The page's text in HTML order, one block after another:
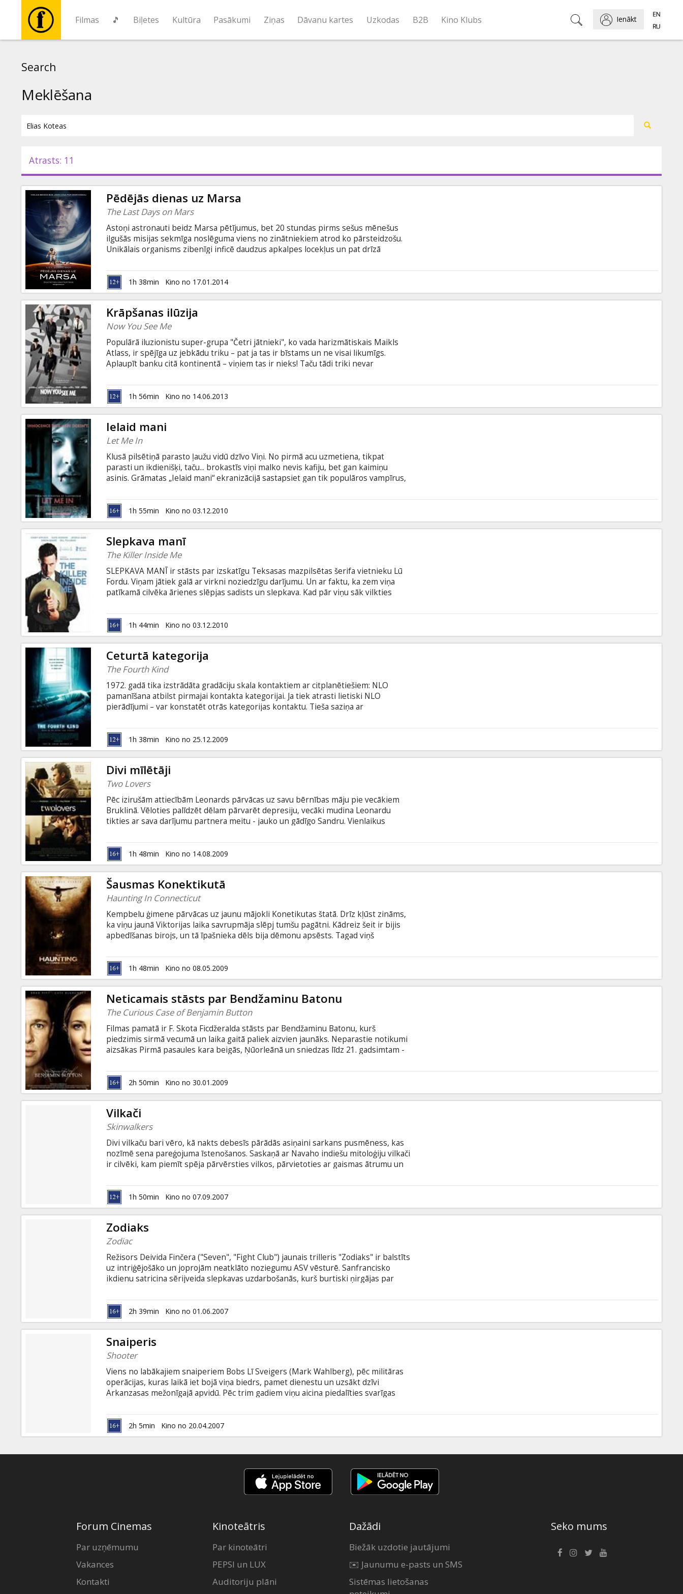
Filmas 🎵 Biļetes Kultūra Pasākumi Ziņas Dāvanu kartes Uzkodas B2B Kino Klubs Ienākt
Pasākumi
Ziņas
Dāvanu
kartes
Uzkodas
B2B
Kino
Klubs
Search
Meklēšana
Atrasts: 11
Pēdējās dienas uz Marsa
The Last Days on Mars
Astoņi astronauti beidz Marsa pētījumus, bet 20 stundas pirms sešus mēnešus
ilgušās misijas sekmīga noslēguma viens no zinātniekiem atrod ko pārsteidzošu.
Unikālais organisms zibenīgi inficē daudzus apkalpes locekļus un pat drīzā
bet arī jāpasargā Zeme no briesmīgā vīrusa. Režisors Rūrī Robinsons savulaik
nominēts „Oskaram” par animācijas filmu un tagad ekranizējis stāstu, kas
uzrakstīts pirms četrdesmit gadiem. Savādi, ka producenti bija palaiduši garām tik
gardu kumosu fantastikas literatūrā.
1h 38min Kino no 17.01.2014
Krāpšanas ilūzija
Now You See Me
Populārā iluzionistu super-grupa "Četri jātnieki", ko vada harizmātiskais Maikls
Atlass, ir spējīga uz jebkādu triku – pat ja tas ir bīstams un ne visai likumīgs.
Aplaupīt banku citā kontinentā – viņiem tas ir nieks! Taču tādi triki nevar
aģente Alma, neskatoties uz pilnīgu raksturu nesaderību, apvieno savus spēkus
krāpšanu atmaskošanai. Viņi aicina palīgā arī slavenu iluzionistu atmaskotāju
Tadeušu Bredliju, kurš apgalvo, ka zinot "Četru jātnieku" triku veikšanas knifus.
1h 56min Kino no 14.06.2013
Ielaid mani
Let Me In
Klusā pilsētiņā parasto ļaužu vidū dzīvo Viņi. No pirmā acu uzmetiena, tikpat
parasti un ikdienišķi, taču... brokastīs viņi malko nevis kafiju, bet gan kaimiņu
asinis. Grāmatas „Ielaid mani“ ekranizācijā sastapsiet gan tik populāros vampīrus,
reālistiskā vampīru mītu interpretācija skatītāju negarlaiko ar apnicīgām bālo
asinssūcēju klišejām. „Jauna vampīru žanra klasika“, - augstākā atzinība, ar kādu
skatītāji apveltījuši desmitgades labāko vampīru filmu.
1h 55min Kino no 03.12.2010
Slepkava manī
The Killer Inside Me
SLEPKAVA MANĪ ir stāsts par izskatīgu Teksasas mazpilsētas šerifa vietnieku Lū
Fordu. Viņam jātiek galā ar virkni noziedzīgu darījumu. Un ar faktu, ka zem viņa
patīkamā cilvēka ārienes slēpjas sadists un slepkava. Kad pār viņu sāk vilkties
Džima Tompsona romāns, nekas nav tā kā izskatās. Izrādās, ka izmeklētāji, kas
cenšas pierādīt Lū vainu, paši slēpj kādu noslēpumu... Godalgotā britu režisora
Maikla Vinterbotoma jaunajā filmā galvenās lomas atveido Keisijs Afleks, Džesika
Alba un Keita Hadsone.
1h 44min Kino no 03.12.2010
Ceturtā kategorija
The Fourth Kind
1972. gadā tika izstrādāta gradāciju skala kontaktiem ar citplanētiešiem: NLO
pamanīšana atbilst pirmajai kontakta kategorijai. Ja tiek atrasti lietiski NLO
pierādījumi – var konstatēt otrās kategorijas kontaktu. Tieša saziņa ar
nolaupīšana – tā ir ceturtā kategorija.
1h 38min Kino no 25.12.2009
Divi mīlētāji
Two Lovers
Pēc izirušām attiecībām Leonards pārvācas uz savu bērnības māju pie vecākiem
Bruklinā. Vēloties palīdzēt dēlam pārvarēt depresiju, vecāki mudina Leonardu
tikties ar sava darījumu partnera meitu - jauko un gādīgo Sandru. Vienlaikus
neiederas vīrieša rāmajā dzīvē. Leonardu ārkārtīgi saista Mišela, kura pret viņu
šķiet arī nav vienaldzīga, lai gan ir mokošās attiecībās ar precētu vīrieti. Tajā pašā
laikā Leonards jūt vecāku spiedienu saistīt savu dzīvi ar Sandru.
1h 48min Kino no 14.08.2009
Šausmas Konektikutā
Haunting In Connecticut
Kempbelu ģimene pārvācas uz jaunu mājokli Konetikutas štatā. Drīz kļūst zināms,
ka viņu jaunā Viktorijas laika savrupmāja slēpj tumšu pagātni. Kādreiz šeit ir bijis
apbedīšanas birojs, un tā īpašnieka dēls bija dēmonu apsēsts. Tagad viņš
Madsen, Kyle Gallner, Elias Koteas, Amanda Crew, Martin Donovan Režisors: Peter
Cornwell Scenārijs: Adam Simon, Tim Metcalfe Producents: Paul Brooks, Daniel
Farrands, Wendy Rhoads, Andrew Trapani Filma angļu valodā ar subtitriem
latviešu un krievu valodā.
1h 48min Kino no 08.05.2009
Neticamais stāsts par Bendžaminu Batonu
The Curious Case of Benjamin Button
Filmas pamatā ir F. Skota Ficdžeralda stāsts par Bendžaminu Batonu, kurš
piedzimis sirmā vecumā un laika gaitā paliek aizvien jaunāks. Neparastie notikumi
aizsākas Pirmā pasaules kara beigās, Ņūorleānā un sniedzas līdz 21. gadsimtam -
viņa dzīve ir tikpat neparasta, cik tā var būt jebkuram no mums. Režisors: David
Fincher Lomās: Brad Pitt, Tilda Swinton, Cate Blanchett, Elias Koteas, Julia Ormond
u.c. Filma angļu valodā ar subtitriem latviešu un krievu valodā.
2h 50min Kino no 30.01.2009
Vilkači
Skinwalkers
Divi vilkaču bari vēro, kā nakts debesīs pārādās asiņaini sarkans pusmēness, kas
nozīmē sena pareģojuma īstenošanos. Saskaņā ar Navaho indiešu mitoloģiju vilkači
ir cilvēki, kam piemīt spēja pārvērsties vilkos, pārvietoties ar gaismas ātrumu un
atzīmēt savu trīspadsmito dzimšanas dienu. Viņam tas ir nozīmīgs notikums, taču
viņš neko neapjauš par savām pārvērtībām šai dienā. Timotija ģimene ir vilkači, bet
viņā pašā tikai pa daļai rit vilkaču asinis. Tieši viņš noteiks ģimenes likteni, kā arī
mainīs vilkaču pasauli.
1h 50min Kino no 07.09.2007
Zodiaks
Zodiac
Režisors Deivida Finčera ("Seven", "Fight Club") jaunais trilleris "Zodiaks" ir balstīts
uz intriģējošāko un joprojām neatklāto noziegumu ASV vēsturē. Sanfrancisko
ikdienu satricina sērijveida slepkavas uzdarbošanās, kurš burtiski ņirgājas par
izmeklētāji ķeras pie darba, lai notvertu slepkavu. Šī lieta kļūs par visu četru
cilvēku apsēstību, jo viņu dzīve un darbs būs atkarīgi un sastāvēs no
nebeidzamiem mēģinājumiem rast izskaidrojumu notiekošajam un atrast vainīgo.
2h 39min Kino no 01.06.2007
Snaiperis
Shooter
Viens no labākajiem snaiperiem Bobs Lī Sveigers (Mark Wahlberg), pēc militāras
operācijas, kuras laikā iet bojā viņa biedrs, pamet dienestu un uzsākt dzīvi
Arkanzasas mežonīgajā apvidū. Pēc trim gadiem viņu aicina piedalīties svarīgas
prezidenta slepkavības mēģinājumā, viņš ir spiests bēguļot. Nu viņam jāatrod tie,
kas viņu nodeva.
2h 5min Kino no 20.04.2007
Forum Cinemas
Par uzņēmumu
Vakances
Kontakti
Kinoteātris
Par kinoteātri
PEPSI un LUX
Auditoriju plāni
Dažādi
Biežāk uzdotie jautājumi
✉️ Jaunumu e-pasts un SMS
Sistēmas lietošanas
Seko mums